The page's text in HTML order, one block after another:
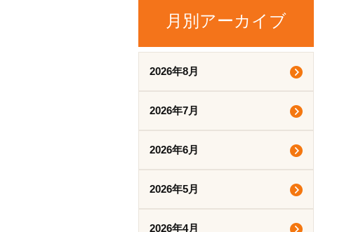
月別アーカイブ
2026年8月
2026年7月
2026年6月
2026年5月
2026年4月